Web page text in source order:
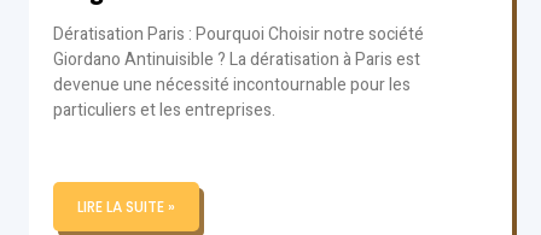
Dératisation Paris : Pourquoi Choisir notre société
Giordano Antinuisible ? La dératisation à Paris est
devenue une nécessité incontournable pour les
particuliers et les entreprises.
LIRE LA SUITE »